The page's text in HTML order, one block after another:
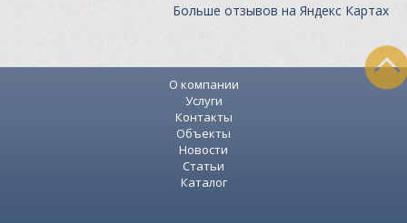
Больше отзывов на Яндекс Картах
О компании
Услуги
Контакты
Объекты
Новости
Статьи
Каталог